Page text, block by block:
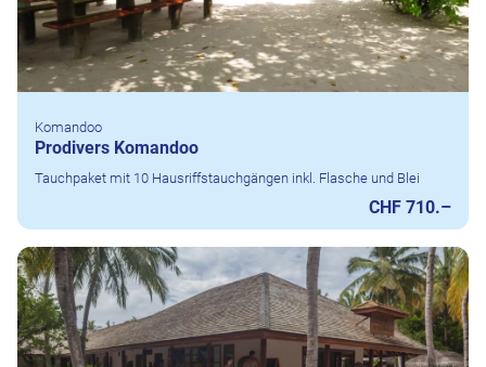
Komandoo
Prodivers Komandoo
Tauchpaket mit 10 Hausriffstauchgängen inkl. Flasche und Blei
CHF 710.–